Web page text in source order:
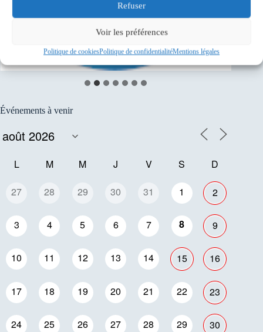
Refuser
Voir les préférences
Politique de cookiesPolitique de confidentialitéMentions légales
Événements à venir
L M M J V S D
27 28 29 30 31 1 2
3 4 5 6 7 8 9
10 11 12 13 14 15 16
17 18 19 20 21 22 23
24 25 26 27 28 29 30